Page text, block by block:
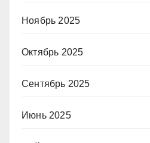
Ноябрь 2025
Октябрь 2025
Сентябрь 2025
Июнь 2025